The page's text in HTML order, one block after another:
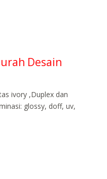
Desain
ivory ,Duplex dan
glossy, doff, uv,